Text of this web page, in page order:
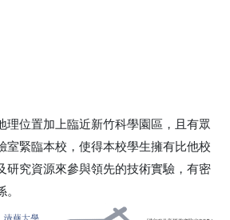
理位置加上臨近新竹科學園區，且有眾
室緊臨本校，使得本校學生擁有比他校
研究資源來參與領先的技術實驗，有密